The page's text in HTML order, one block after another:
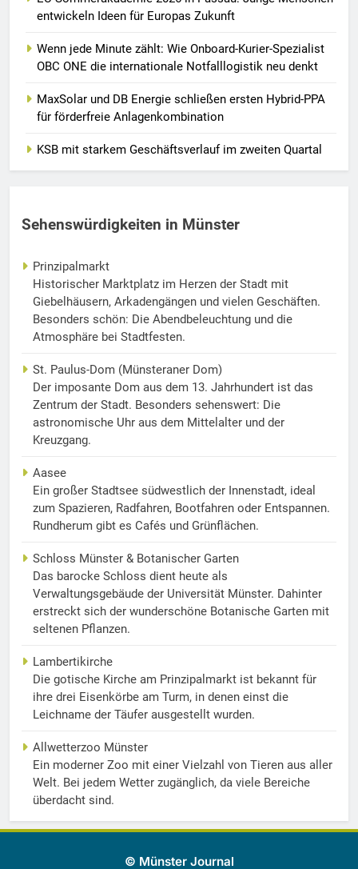
entwickeln Ideen für Europas Zukunft
Wenn jede Minute zählt: Wie Onboard-Kurier-Spezialist
OBC ONE die internationale Notfalllogistik neu denkt
MaxSolar und DB Energie schließen ersten Hybrid-PPA
für förderfreie Anlagenkombination
KSB mit starkem Geschäftsverlauf im zweiten Quartal
Sehenswürdigkeiten in Münster
Prinzipalmarkt
Historischer Marktplatz im Herzen der Stadt mit
Giebelhäusern, Arkadengängen und vielen Geschäften.
Besonders schön: Die Abendbeleuchtung und die
Atmosphäre bei Stadtfesten.
St. Paulus-Dom (Münsteraner Dom)
Der imposante Dom aus dem 13. Jahrhundert ist das
Zentrum der Stadt. Besonders sehenswert: Die
astronomische Uhr aus dem Mittelalter und der
Kreuzgang.
Aasee
Ein großer Stadtsee südwestlich der Innenstadt, ideal
zum Spazieren, Radfahren, Bootfahren oder Entspannen.
Rundherum gibt es Cafés und Grünflächen.
Schloss Münster & Botanischer Garten
Das barocke Schloss dient heute als
Verwaltungsgebäude der Universität Münster. Dahinter
erstreckt sich der wunderschöne Botanische Garten mit
seltenen Pflanzen.
Lambertikirche
Die gotische Kirche am Prinzipalmarkt ist bekannt für
ihre drei Eisenkörbe am Turm, in denen einst die
Leichname der Täufer ausgestellt wurden.
Allwetterzoo Münster
Ein moderner Zoo mit einer Vielzahl von Tieren aus aller
Welt. Bei jedem Wetter zugänglich, da viele Bereiche
überdacht sind.
© Münster Journal